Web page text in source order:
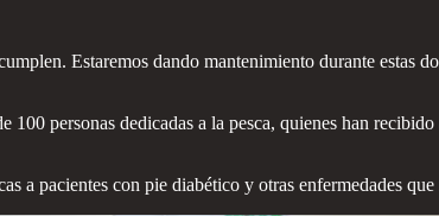
Estaremos dando mantenimiento durante estas
100 personas dedicadas a la pesca, quienes han
a pacientes con pie diabético y otras enfermedades